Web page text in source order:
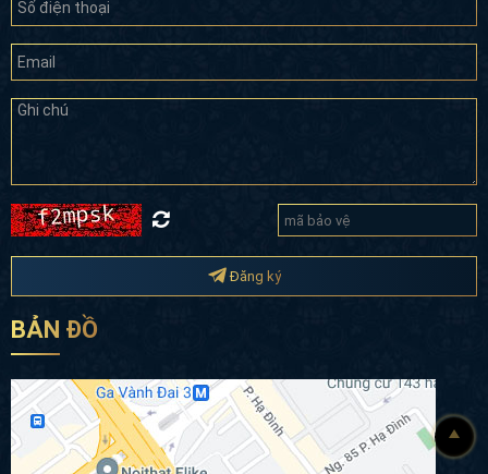
Đăng ký
BẢN ĐỒ